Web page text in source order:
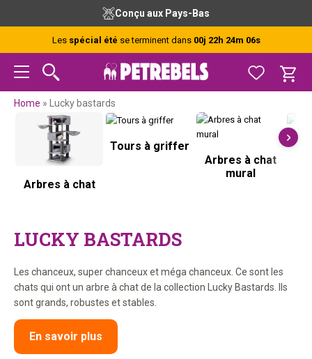
navigation
principale
principal
barre
latérale
principale
de
page
Conçu aux Pays-Bas
Les spécial été se terminent dans 00j 22h 24m 06s
Home » Lucky bastards
Arbres à chat
Tours à griffer
Arbres à chat
mural
LUCKY BASTARDS
Les chanceux, super chanceux et méga chanceux. Ce sont les
chats qui ont un arbre à chat de la collection Lucky Bastards. Ils
sont grands, robustes et stables.
En savoir plus